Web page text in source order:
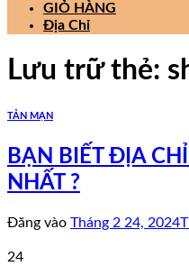
GIỎ HÀNG
Địa Chỉ
Lưu trữ thẻ:
TẢN MẠN
BẠN BIẾT ĐỊA
NHẤT ?
Đăng vào Tháng 2 24, 2024
24